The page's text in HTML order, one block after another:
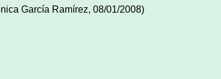
García Ramírez, 08/01/2008)